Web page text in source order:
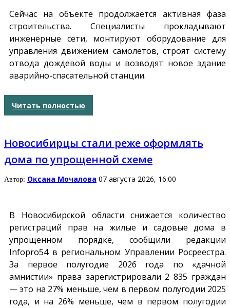
Сейчас на объекте продолжается активная фаза
строительства. Специалисты прокладывают
инженерные сети, монтируют оборудование для
управления движением самолетов, строят систему
отвода дождевой воды и возводят новое здание
аварийно-спасательной станции.
Читать полностью
Новосибирцы стали реже оформлять
дома по упрощенной схеме
Автор: Оксана Мочалова 07 августа 2026, 16:00
В Новосибирской области снижается количество
регистраций прав на жилые и садовые дома в
упрощенном порядке, сообщили редакции
Infopro54в региональном Управлении Росреестра.
За первое полугодие 2026 года по «дачной
амнистии» права зарегистрировали 2 835 граждан
— это на 27% меньше, чем в первом полугодии 2025
года, и на 26% меньше, чем в первом полугодии